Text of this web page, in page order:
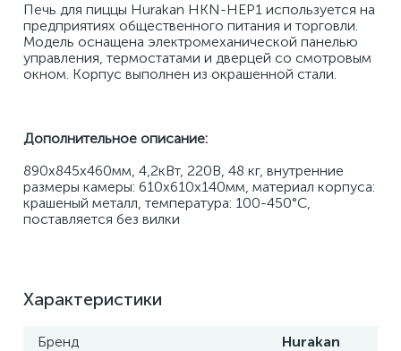
Печь для пиццы Hurakan HKN-HEP1 используется на
предприятиях общественного питания и торговли.
Модель оснащена электромеханической панелью
управления, термостатами и дверцей со смотровым
окном. Корпус выполнен из окрашенной стали.
Дополнительное описание:
890х845х460мм, 4,2кВт, 220В, 48 кг, внутренние
размеры камеры: 610х610х140мм, материал корпуса:
крашеный металл, температура: 100-450°C,
поставляется без вилки
Характеристики
Бренд Hurakan